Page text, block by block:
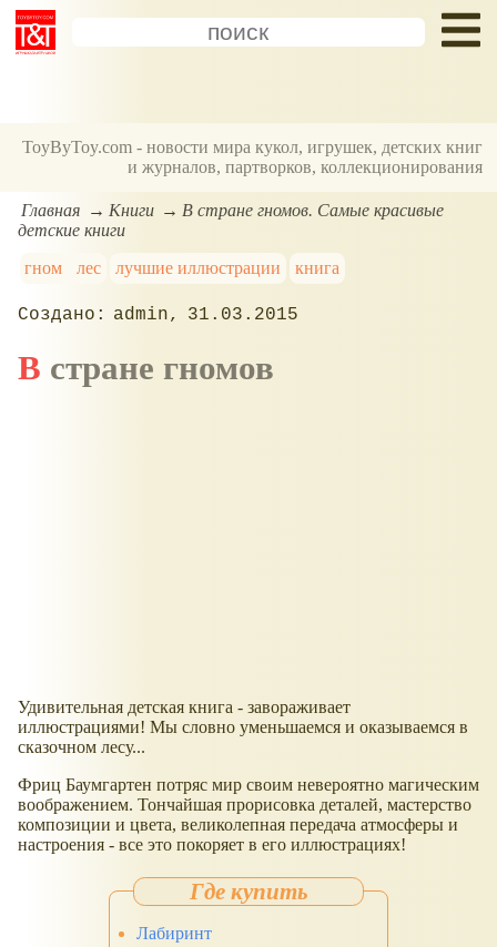
ToyByToy.com - новости мира кукол, игрушек, детских книг
и журналов, партворков, коллекционирования
Главная Книги
В стране гномов. Самые красивые
детские книги
гном
лес лучшие иллюстрации книга
admin 31.03.2015
В стране гномов
Удивительная детская книга - завораживает
иллюстрациями! Мы словно уменьшаемся и оказываемся в
сказочном лесу...
Фриц Баумгартен потряс мир своим невероятно магическим
воображением. Тончайшая прорисовка деталей, мастерство
композиции и цвета, великолепная передача атмосферы и
настроения - все это покоряет в его иллюстрациях!
Лабиринт